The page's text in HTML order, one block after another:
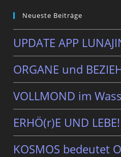
Neueste Beiträge
UPDATE APP
ORGANE und
VOLLMOND im
ERHÖ(r)E UND LEBE!
KOSMOS bedeutet